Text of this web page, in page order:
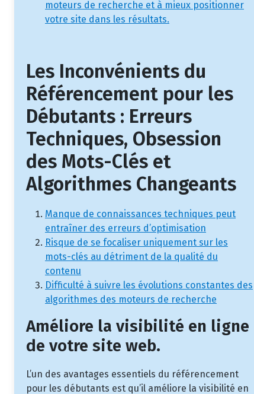
moteurs de recherche et à mieux positionner
votre site dans les résultats.
Les Inconvénients du
Référencement pour les
Débutants : Erreurs
Techniques, Obsession
des Mots-Clés et
Algorithmes Changeants
Manque de connaissances techniques peut
entraîner des erreurs d’optimisation
Risque de se focaliser uniquement sur les
mots-clés au détriment de la qualité du
contenu
Difficulté à suivre les évolutions constantes des
algorithmes des moteurs de recherche
Améliore la visibilité en ligne
de votre site web.
L’un des avantages essentiels du référencement
pour les débutants est qu’il améliore la visibilité en